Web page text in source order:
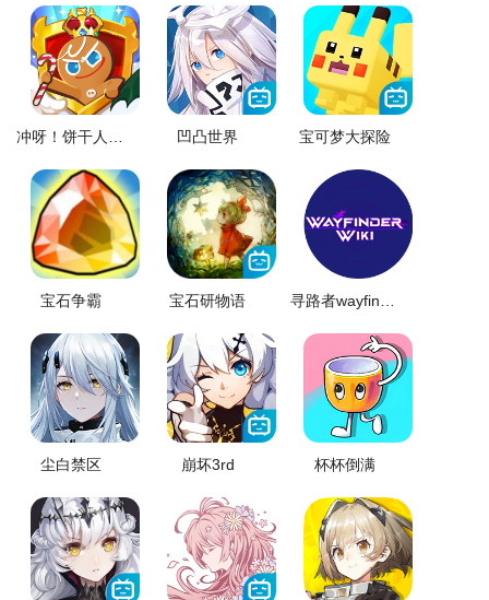
冲呀！饼干人王国 凹凸世界 宝可梦大探险
宝石争霸 宝石研物语 寻路者wayfinder
尘白禁区 崩坏3rd 杯杯倒满